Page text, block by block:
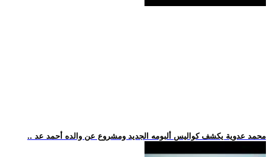
.. محمد عدوية يكشف كواليس ألبومه الجديد ومشروع عن والده أحمد عد